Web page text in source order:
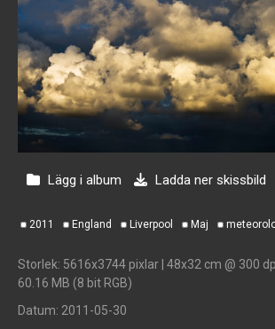
Lägg i album Ladda ner skissbild
2011 England Liverpool Maj
Storlek: 5616x3744 pixlar | 48x32 cm @ 300
60.16 MB (8 bit RGB)
Datum: 2011-05-30